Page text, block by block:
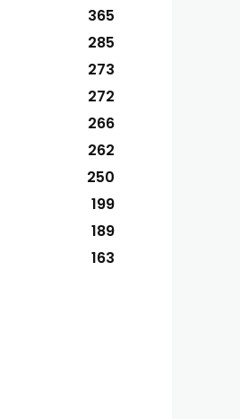
365
285
273
272
266
262
250
199
189
163